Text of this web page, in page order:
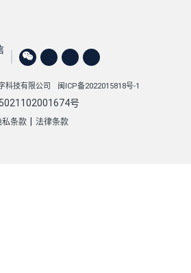
科技有限公司 闽ICP备2022015818号-1
号
私条款 法律条款